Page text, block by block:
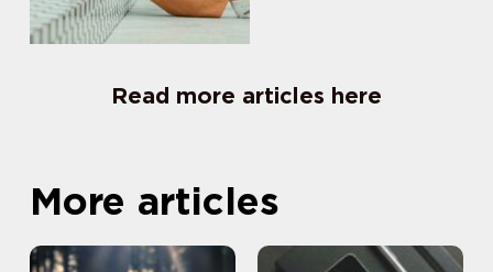
Read more articles here
More articles